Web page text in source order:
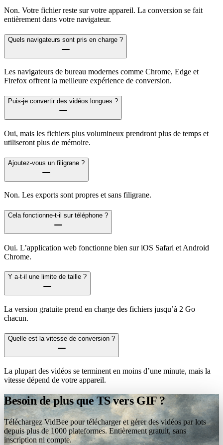
Non. Votre fichier reste sur votre appareil. La conversion se fait
entièrement dans votre navigateur.
Quels navigateurs sont pris en charge ?
Les navigateurs de bureau modernes comme Chrome, Edge et
Firefox offrent la meilleure expérience de conversion.
Puis-je convertir des vidéos longues ?
Oui, mais les fichiers plus volumineux prendront plus de temps et
utiliseront plus de mémoire.
Ajoutez-vous un filigrane ?
Non. Les exports sont propres et sans filigrane.
Cela fonctionne-t-il sur téléphone ?
Oui. L’application web fonctionne bien sur iOS Safari et Android
Chrome.
Y a-t-il une limite de taille ?
La version gratuite prend en charge des fichiers jusqu’à 2 Go
chacun.
Quelle est la vitesse de conversion ?
La plupart des vidéos se terminent en moins d’une minute, mais la
vitesse dépend de votre appareil.
Besoin de plus que TS vers GIF ?
Téléchargez VidBee pour télécharger et gérer des vidéos par lots
depuis plus de 1000 plateformes. Entièrement gratuit, sans
inscription ni compte.